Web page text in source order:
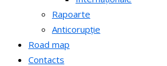
Rapoarte
Anticorupție
Road map
Contacts